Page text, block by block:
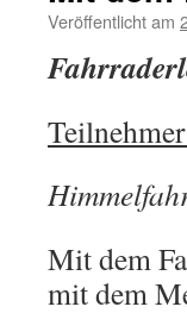
Veröffentlicht am
Mit dem
mit dem